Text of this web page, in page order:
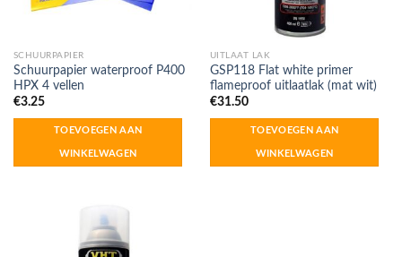
SCHUURPAPIER
Schuurpapier waterproof P400
HPX 4 vellen
€3.25
TOEVOEGEN AAN
WINKELWAGEN
UITLAAT LAK
GSP118 Flat white primer
flameproof uitlaatlak (mat wit)
€31.50
TOEVOEGEN AAN
WINKELWAGEN